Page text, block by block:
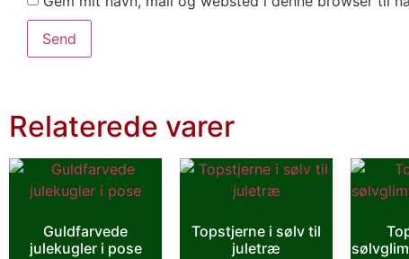
Relaterede varer
Guldfarvede
julekugler i pose
Topstjerne i sølv til
juletræ